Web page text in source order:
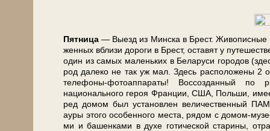
Пят­ни­ца — Выезд из Мин­ска в Брест. Живописные
жен­ных вбли­зи до­ро­ги в Брест, оста­вят у
один из са­мых ма­лень­ких в Бе­ла­ру­си го­ро­дов
род да­ле­ко не так уж мал. Здесь рас­по­ло­же­ны 2
телефоны-фотоаппараты! Воссозданный
национального ге­роя Фран­ции, США, Поль­ши,
ред до­мом был уста­нов­лен величественный
ауры это­го особенного ме­ста, ря­дом с домом-
ми и ба­шен­ка­ми в ду­хе го­ти­че­ской ста­ри­ны,